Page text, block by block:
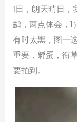
1日，朗天晴日
鹚，两点体会，1
有时太黑，图一
重要，孵蛋，衔
要拍到。